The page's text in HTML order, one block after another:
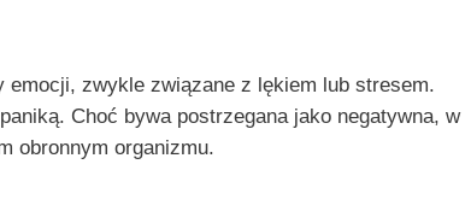
zwykle związane z lękiem lub stresem.
Choć bywa postrzegana jako negatywna, w
obronnym organizmu.